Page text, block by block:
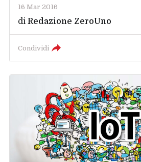
16 Mar 2016
diRedazione ZeroUno
Condividi